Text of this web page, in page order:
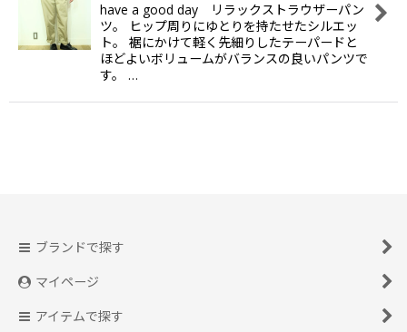
have a good day リラックストラウザーパン
ツ。 ヒップ周りにゆとりを持たせたシルエッ
ト。 裾にかけて軽く先細りしたテーパードと
ほどよいボリュームがバランスの良いパンツで
す。 …
ブランドで探す
マイページ
アイテムで探す